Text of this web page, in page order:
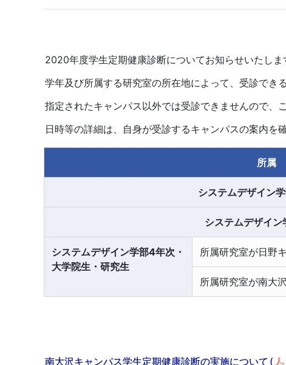
2020年度学生定期健康診断についてお知らせいたしま
学年及び所属する研究室の所在地によって、受診でき
指定されたキャンパス以外では受診できませんので、
日時等の詳細は、自身が受診するキャンパスの案内を
所属
システムデザイン
システムデザイン
システムデザイン学部4年次・
大学院生・研究生
所属研究室が日野
所属研究室が南大
南大沢キャンパス学生定期健康診断の実施について (